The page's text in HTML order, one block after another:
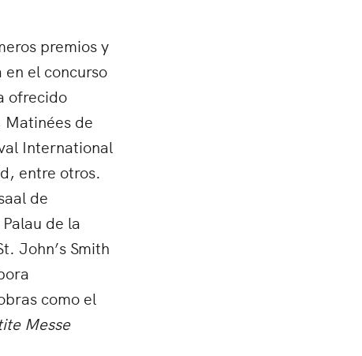
premios y
el concurso
ofrecido
Matinées de
International
entre otros.
de
de la
John’s Smith
como el
Messe